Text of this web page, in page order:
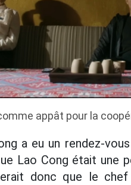
appât pour la
a eu un rendez-
Lao Cong était une
donc que le